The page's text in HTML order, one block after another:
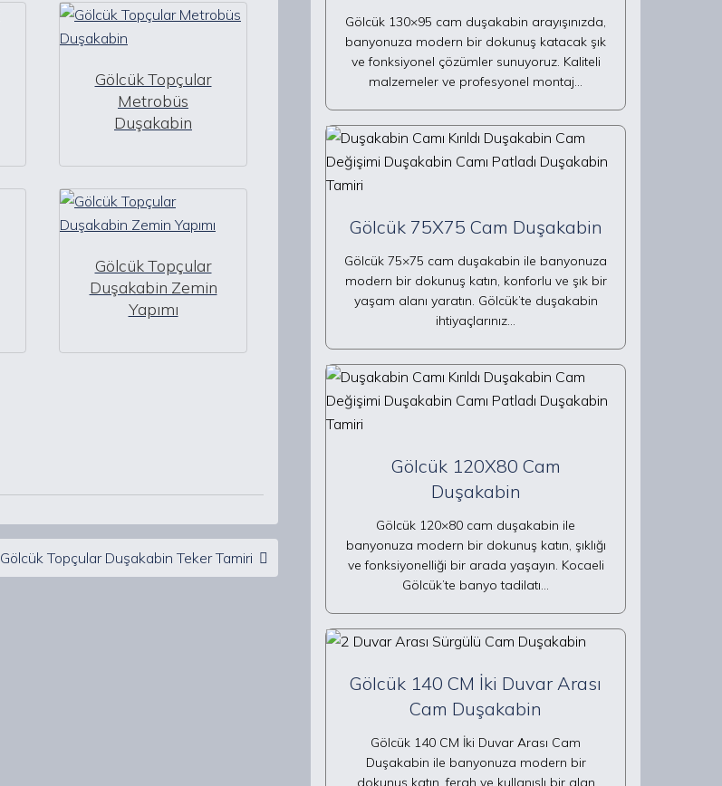
Gölcük Topçular
Metrobüs
Duşakabin
Gölcük Topçular
Duşakabin Zemin
Yapımı
Gölcük Topçular Duşakabin Teker Tamiri
Gölcük 130×95 cam duşakabin arayışınızda,
banyonuza modern bir dokunuş katacak şık
ve fonksiyonel çözümler sunuyoruz. Kaliteli
malzemeler ve profesyonel montaj…
Gölcük 75X75 Cam Duşakabin
Gölcük 75×75 cam duşakabin ile banyonuza
modern bir dokunuş katın, konforlu ve şık bir
yaşam alanı yaratın. Gölcük’te duşakabin
ihtiyaçlarınız…
Gölcük 120X80 Cam
Duşakabin
Gölcük 120×80 cam duşakabin ile
banyonuza modern bir dokunuş katın, şıklığı
ve fonksiyonelliği bir arada yaşayın. Kocaeli
Gölcük’te banyo tadilatı…
Gölcük 140 CM İki Duvar Arası
Cam Duşakabin
Gölcük 140 CM İki Duvar Arası Cam
Duşakabin ile banyonuza modern bir
dokunuş katın, ferah ve kullanışlı bir alan